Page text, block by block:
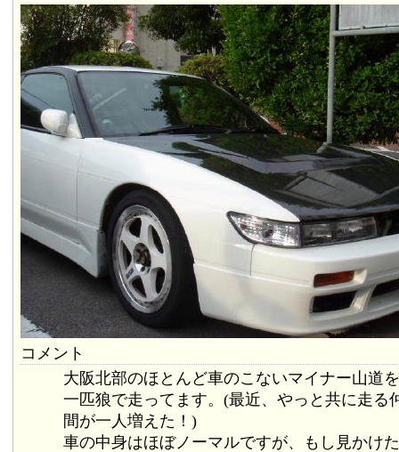
コメント
大阪北部のほとんど車のこないマイナー山道
一匹狼で走ってます。(最近、やっと共に走る
間が一人増えた！)
車の中身はほぼノーマルですが、もし見かけ